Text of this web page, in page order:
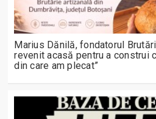
Marius Dănilă, fondatorul
revenit acasă pentru a construi
din care am plecat”